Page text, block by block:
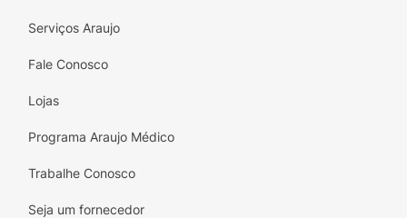
Serviços Araujo
Fale Conosco
Lojas
Programa Araujo Médico
Trabalhe Conosco
Seja um fornecedor